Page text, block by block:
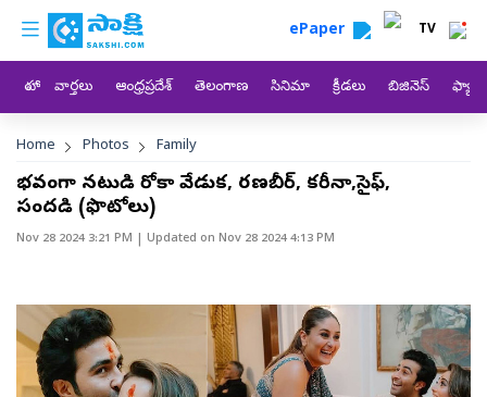
Skip to main content
custom menu ePaper TV
హోం వార్తలు ఆంధ్రప్రదేశ్ తెలంగాణ సినిమా క్రీడలు బిజినెస్
Breadcrumb
Home Photos Family
వైభవంగా నటుడి రోకా వేడుక, రణబీర్‌, కరీనా,సైఫ్‌,
సందడి (ఫొటోలు)
Nov 28 2024 3:21 PM | Updated on Nov 28 2024 4:13 PM